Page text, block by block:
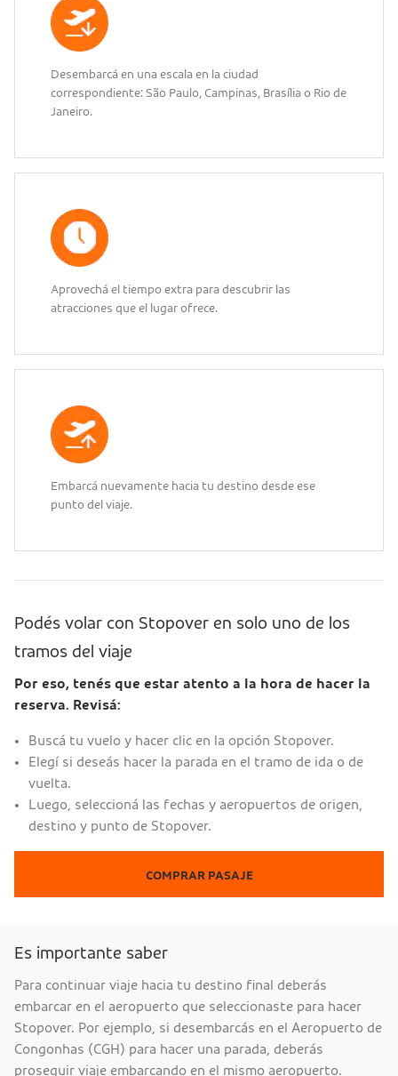
Desembarcá en una escala en la ciudad
correspondiente: São Paulo, Campinas, Brasília o Rio de
Janeiro.
Aprovechá el tiempo extra para descubrir las
atracciones que el lugar ofrece.
Embarcá nuevamente hacia tu destino desde ese
punto del viaje.
Podés volar con Stopover en solo uno de los
tramos del viaje
Por eso, tenés que estar atento a la hora de hacer la
reserva. Revisá:
Buscá tu vuelo y hacer clic en la opción Stopover.
Elegí si deseás hacer la parada en el tramo de ida o de
vuelta.
Luego, seleccioná las fechas y aeropuertos de origen,
destino y punto de Stopover.
COMPRAR PASAJE
Es importante saber
Para continuar viaje hacia tu destino final deberás
embarcar en el aeropuerto que seleccionaste para hacer
Stopover. Por ejemplo, si desembarcás en el Aeropuerto de
Congonhas (CGH) para hacer una parada, deberás
proseguir viaje embarcando en el mismo aeropuerto.